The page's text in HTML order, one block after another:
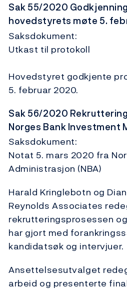
Sak 55/2020
hovedstyrets møte 5.
Saksdokument:
Utkast til protokoll
Hovedstyret godkjente
5. februar 2020.
Sak 56/2020
Norges Bank Investment
Saksdokument:
Notat 5. mars 2020 fra
Administrasjon (NBA)
Harald Kringlebotn og
Reynolds Associates
rekrutteringsprosessen
har gjort med
kandidatsøk og intervjuer.
Ansettelsesutvalget
arbeid og presenterte